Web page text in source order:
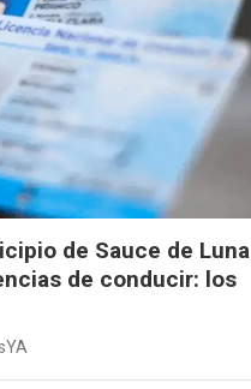
de Sauce de Luna
de conducir: los